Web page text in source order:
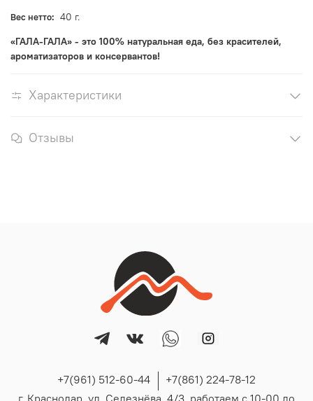
Вес нетто: 40 г.
«ГАЛА-ГАЛА» - это 100% натуральная еда, без красителей,
ароматизаторов и консервантов!
Характеристики
Отзывы
+7(961) 512-60-44
+7(861) 224-78-12
г. Краснодар, ул. Селезнёва, 4/3, работаем с 10-00 до